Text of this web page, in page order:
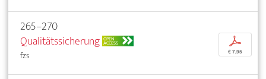
265–270
Qualitätssicherung OPEN
ACCESS
fzs
p
€ 7,95